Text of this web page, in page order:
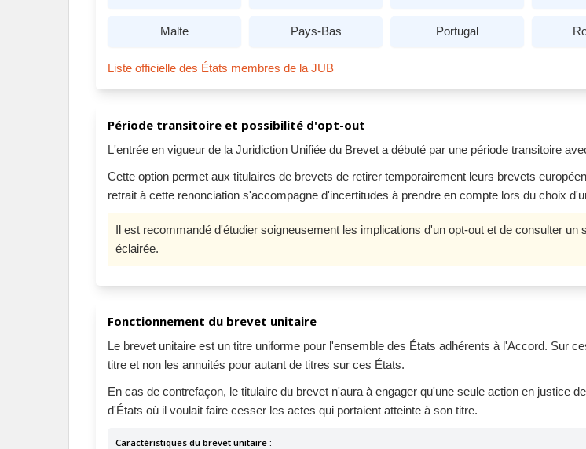
Malte Pays-Bas Portugal
Liste officielle des États membres de la JUB
Période transitoire et possibilité d'opt-out
L'entrée en vigueur de la Juridiction Unifiée du Brevet a débuté par une période transitoire
Cette option permet aux titulaires de brevets de retirer temporairement leurs brevets
retrait à cette renonciation s'accompagne d'incertitudes à prendre en compte lors du choix
Il est recommandé d'étudier soigneusement les implications d'un opt-out et de consulter
éclairée.
Fonctionnement du brevet unitaire
Le brevet unitaire est un titre uniforme pour l'ensemble des États adhérents à l'Accord. Sur
titre et non les annuités pour autant de titres sur ces États.
En cas de contrefaçon, le titulaire du brevet n'aura à engager qu'une seule action en justice
d'États où il voulait faire cesser les actes qui portaient atteinte à son titre.
Caractéristiques du brevet unitaire :